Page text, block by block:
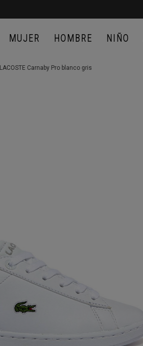
MUJER HOMBRE NIÑO
LACOSTE Carnaby Pro blanco gris